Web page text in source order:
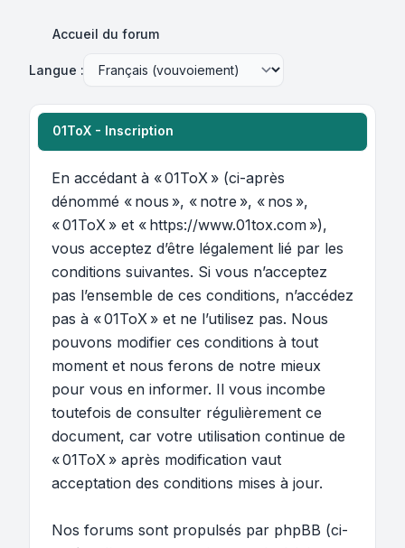
Accueil du forum
Langue :
01ToX - Inscription
En accédant à « 01ToX » (ci-après
dénommé « nous », « notre », « nos »,
« 01ToX » et « https://www.01tox.com »),
vous acceptez d’être légalement lié par les
conditions suivantes. Si vous n’acceptez
pas l’ensemble de ces conditions, n’accédez
pas à « 01ToX » et ne l’utilisez pas. Nous
pouvons modifier ces conditions à tout
moment et nous ferons de notre mieux
pour vous en informer. Il vous incombe
toutefois de consulter régulièrement ce
document, car votre utilisation continue de
« 01ToX » après modification vaut
acceptation des conditions mises à jour.
Nos forums sont propulsés par phpBB (ci-